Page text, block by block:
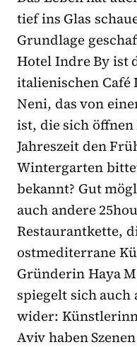
tief ins Glas
Grundlage
Hotel Indre By ist
italienischen Café
Neni, das von
ist, die sich
Jahreszeit den
Wintergarten
bekannt? Gut
auch andere
Restaurantkette,
ostmediterrane
Gründerin Haya
spiegelt sich auch
wider:
Aviv haben